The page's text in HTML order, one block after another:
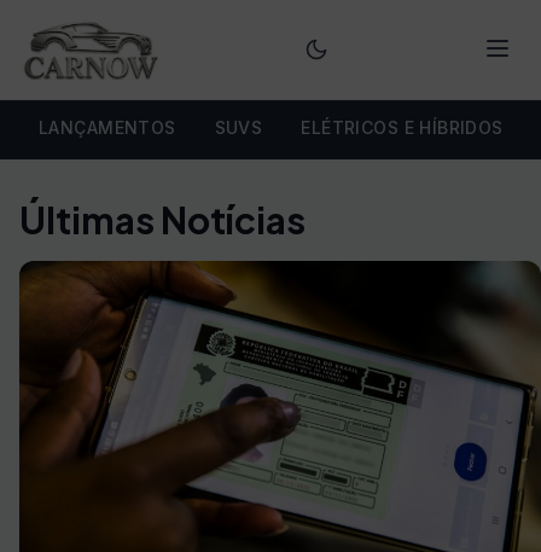
LANÇAMENTOS SUVS ELÉTRICOS E HÍBRIDOS
Últimas Notícias